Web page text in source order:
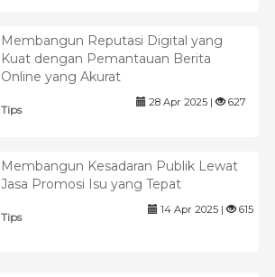
Membangun Reputasi Digital yang
Kuat dengan Pemantauan Berita
Online yang Akurat
Tips
28 Apr 2025 | 627
Membangun Kesadaran Publik Lewat
Jasa Promosi Isu yang Tepat
Tips
14 Apr 2025 | 615